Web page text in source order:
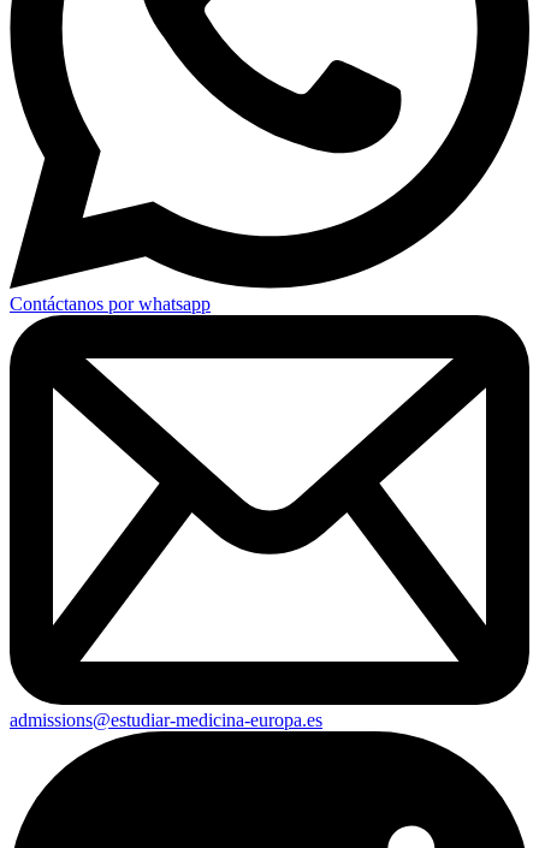
Contáctanos por whatsapp
admissions@estudiar-medicina-europa.es